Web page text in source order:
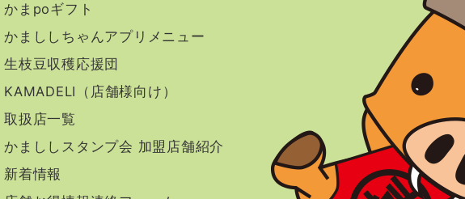
かまpoギフト
かまししちゃんアプリメニュー
生枝豆収穫応援団
KAMADELI（店舗様向け）
取扱店一覧
かまししスタンプ会 加盟店舗紹介
新着情報